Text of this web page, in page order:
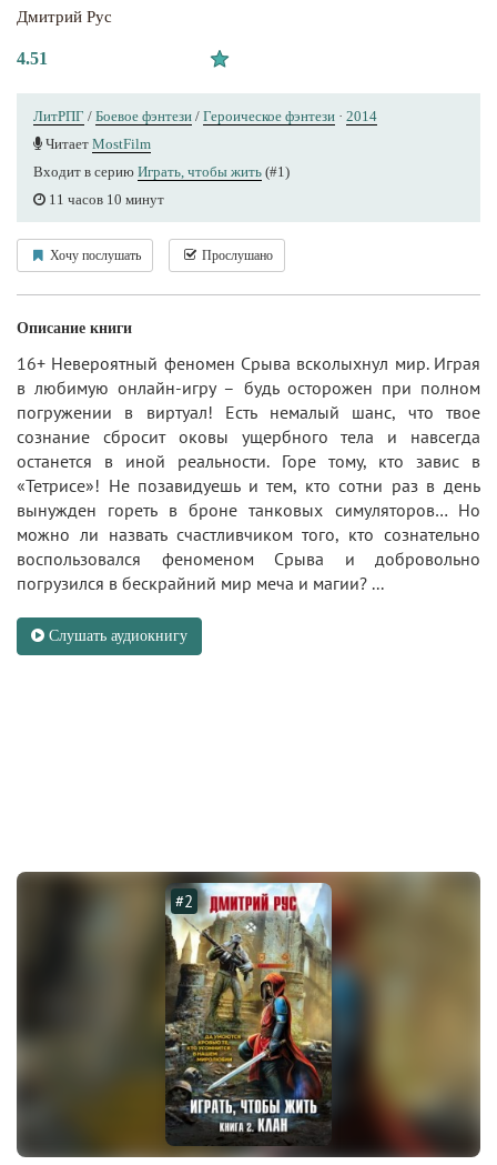
Дмитрий Рус
4.51
ЛитРПГ / Боевое фэнтези / Героическое фэнтези · 2014
Читает MostFilm
Входит в серию Играть, чтобы жить (#1)
11 часов 10 минут
Хочу послушать Прослушано
Описание книги
16+ Невероятный феномен Срыва всколыхнул мир. Играя
в любимую онлайн-игру – будь осторожен при полном
погружении в виртуал! Есть немалый шанс, что твое
сознание сбросит оковы ущербного тела и навсегда
останется в иной реальности. Горе тому, кто завис в
«Тетрисе»! Не позавидуешь и тем, кто сотни раз в день
вынужден гореть в броне танковых симуляторов… Но
можно ли назвать счастливчиком того, кто сознательно
воспользовался феноменом Срыва и добровольно
погрузился в бескрайний мир меча и магии? ...
Слушать аудиокнигу
#2